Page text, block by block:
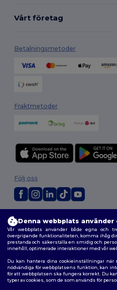
Vårt företag
Betalningsmetoder
Fraktmetoder
Allmänna Villkor|Anpassad policy|
|Karta över webbplatsen
Följ oss
Denna webbplats använder
Vår webbplats använder både egna och
övergripande funktionaliteten, komma ihåg
prestanda och säkerställa en smidig och
innehåll, optimerade interaktioner med vår
Du kan hantera dina cookieinställningar när
nödvändiga för webbplatsens funktion, kan
för att webbplatsen ska fungera korrekt. Du
typer av cookies, som de som används för